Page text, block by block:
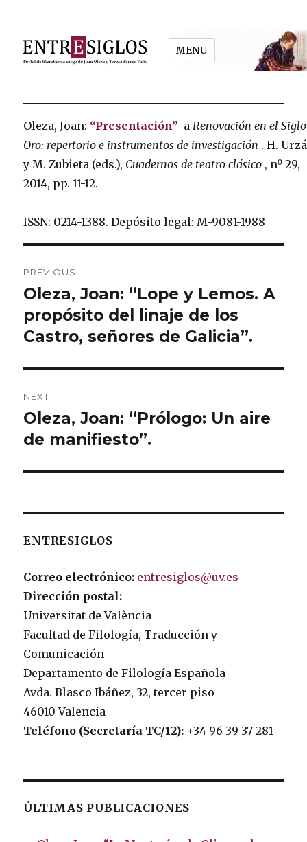
MENU
Oleza, Joan: “Presentación” a Renovación en el
Oro: repertorio e instrumentos de investigación .H.
y M. Zubieta (eds.), Cuadernos de teatro clásico , nº 29,
2014, pp. 11-12.
ISSN: 0214-1388.Depósito legal: M-9081-1988
navigation
PREVIOUS
Previous
post:
Oleza, Joan: “Lope y Lemos. A
propósito del linaje de los
Castro, señores de Galicia”.
NEXT
Next
post:
Oleza, Joan: “Prólogo: Un aire
de manifiesto”.
ENTRESIGLOS
Correo electrónico: entresiglos@uv.es
Dirección postal:
Universitat de València
Facultad de Filología, Traducción y
Comunicación
Departamento de Filología Española
Avda. Blasco Ibáñez, 32, tercer piso
46010 Valencia
Teléfono (Secretaría TC/12): +34 96 39 37 281
ÚLTIMAS PUBLICACIONES